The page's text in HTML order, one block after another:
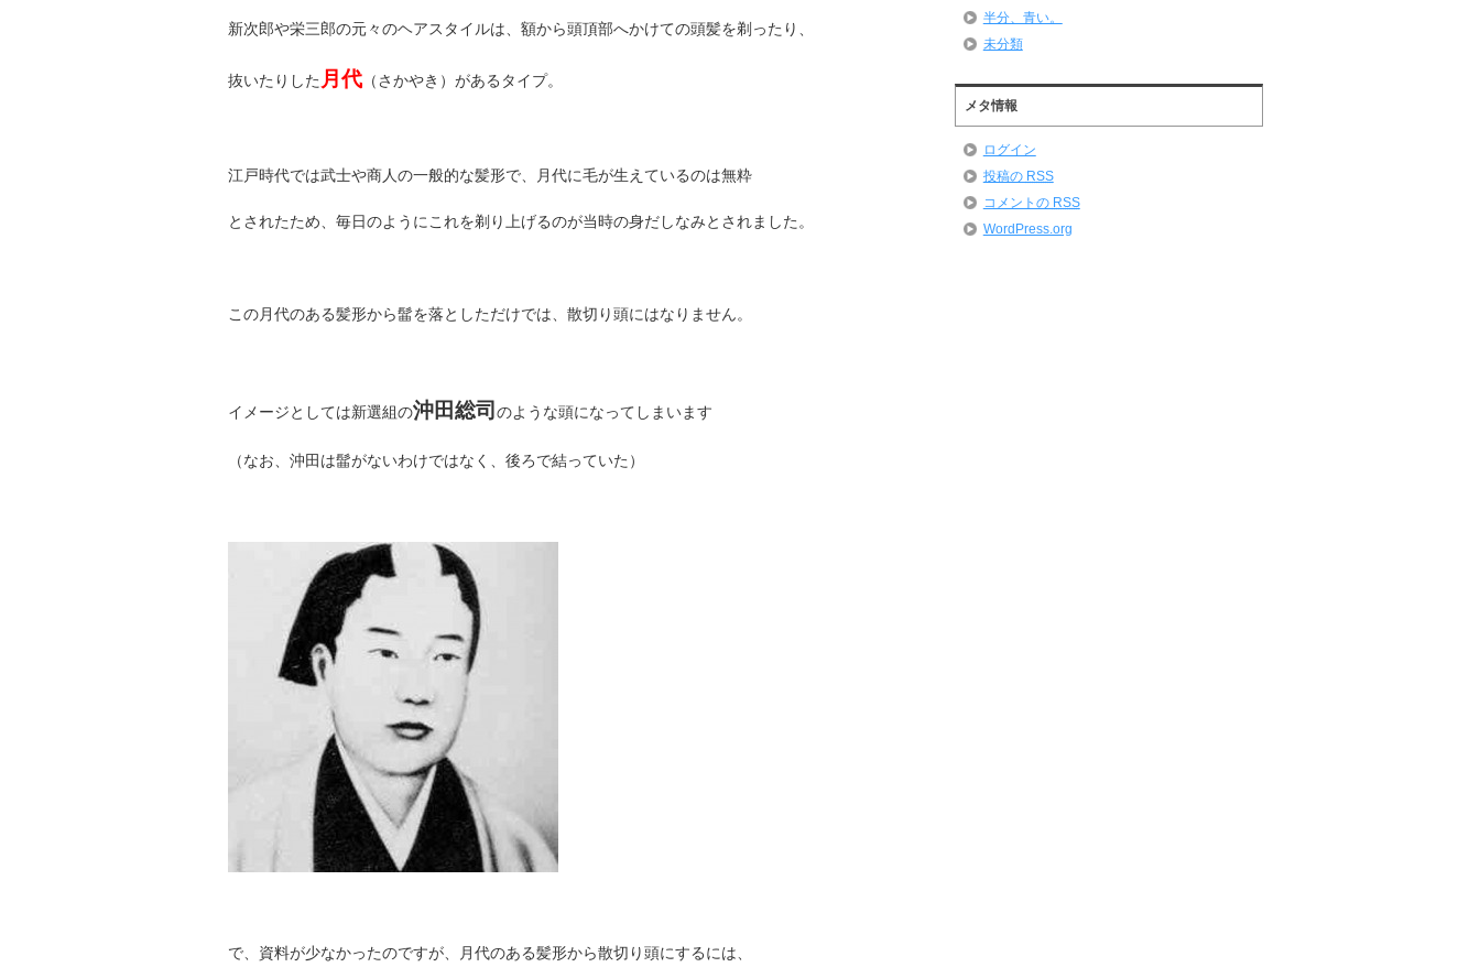
新次郎や栄三郎の元々のヘアスタイルは、額から頭頂部へかけての頭髪を剃ったり、
抜いたりした 月代 （さかやき）があるタイプ。
江戸時代では武士や商人の一般的な髪形で、月代に毛が生えているのは無粋
とされたため、毎日のようにこれを剃り上げるのが当時の身だしなみとされました。
この月代のある髪形から髷を落としただけでは、散切り頭にはなりません。
イメージとしては新選組の沖田総司 のような頭になってしまいます
（なお、沖田は髷がないわけではなく、後ろで結っていた）
で、資料が少なかったのですが、月代のある髪形から散切り頭にするには、
半分、青い。
未分類
メタ情報
ログイン
投稿の RSS
コメントの RSS
WordPress.org